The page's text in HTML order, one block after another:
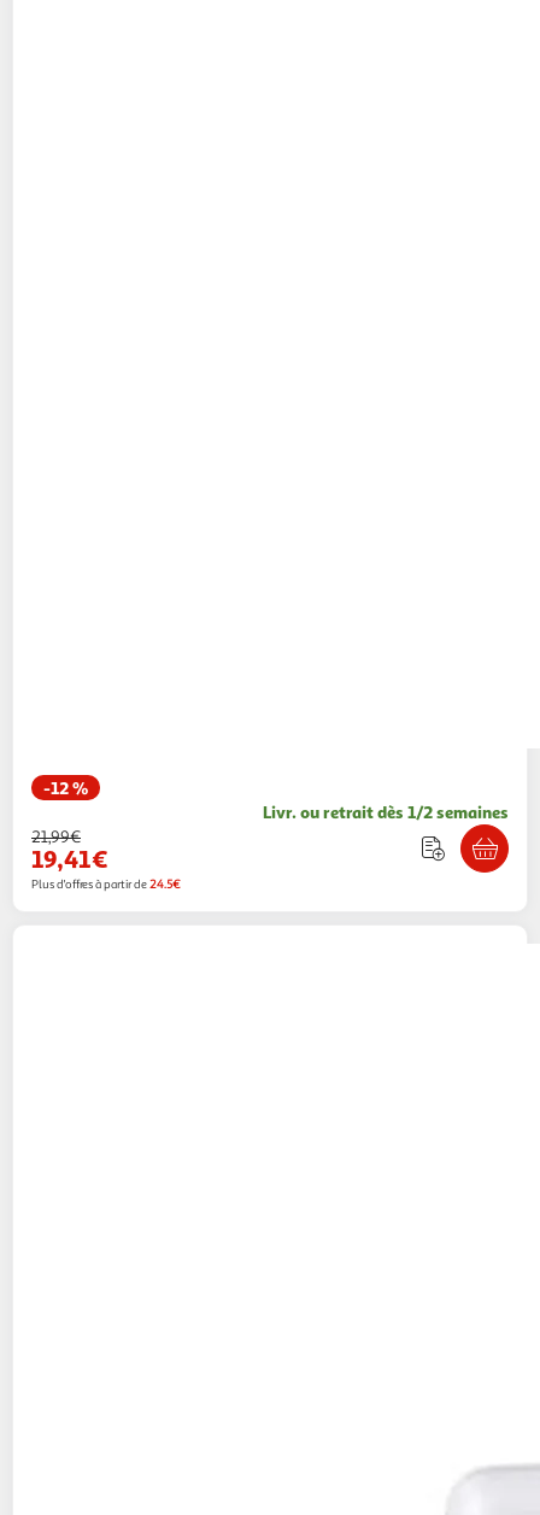
-12 %
Livr. ou retrait dès 1/2 semaines
21,99€
19,41€
Plus d'offres à partir de24.5€